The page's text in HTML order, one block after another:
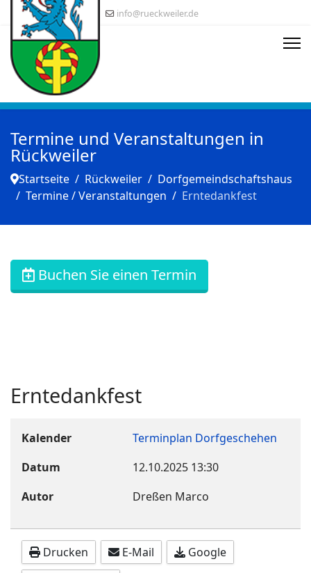
info@rueckweiler.de
Termine und Veranstaltungen in
Rückweiler
Startseite Rückweiler
Dorfgemeindschaftshaus
Termine / Veranstaltungen
Erntedankfest
Buchen Sie einen Termin
Erntedankfest
Kalender
Terminplan Dorfgeschehen
Datum
12.10.2025 13:30
Autor
Dreßen Marco
Drucken E-Mail
Google